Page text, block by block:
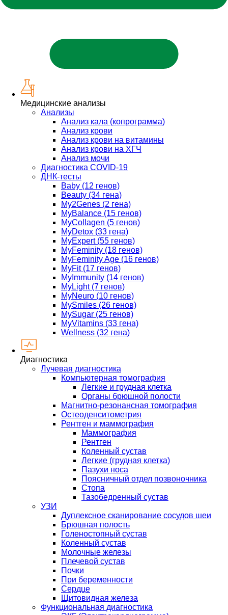
Медицинские анализы
Анализы
Анализ кала (копрограмма)
Анализ крови
Анализ крови на витамины
Анализ крови на ХГЧ
Анализ мочи
Диагностика COVID-19
ДНК-тесты
Baby (12 генов)
Beauty (34 гена)
My2Genes (2 гена)
MyBalance (15 генов)
MyCollagen (5 генов)
MyDetox (33 гена)
MyExpert (55 генов)
MyFeminity (18 генов)
MyFeminity Age (16 генов)
MyFit (17 генов)
MyImmunity (14 генов)
MyLight (7 генов)
MyNeuro (10 генов)
MySmiles (26 генов)
MySugar (25 генов)
MyVitamins (33 гена)
Wellness (32 гена)
Диагностика
Лучевая диагностика
Компьютерная томография
Легкие и грудная клетка
Органы брюшной полости
Магнитно-резонансная томография
Остеоденситометрия
Рентген и маммография
Маммография
Рентген
Коленный сустав
Легкие (грудная клетка)
Пазухи носа
Поясничный отдел позвоночника
Стопа
Тазобедренный сустав
УЗИ
Дуплексное сканирование сосудов шеи
Брюшная полость
Голеностопный сустав
Коленный сустав
Молочные железы
Плечевой сустав
Почки
При беременности
Сердце
Щитовидная железа
Функциональная диагностика